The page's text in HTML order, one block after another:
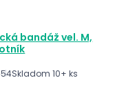
bandáž vel. M,
Skladom 10+ ks